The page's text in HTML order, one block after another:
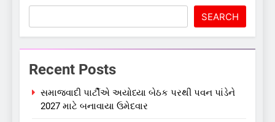
SEARCH
Recent Posts
સમાજવાદી પાર્ટીએ અયોધ્યા બેઠક પરથી પવન પાંડેને
2027 માટે બનાવાયા ઉમેદવાર